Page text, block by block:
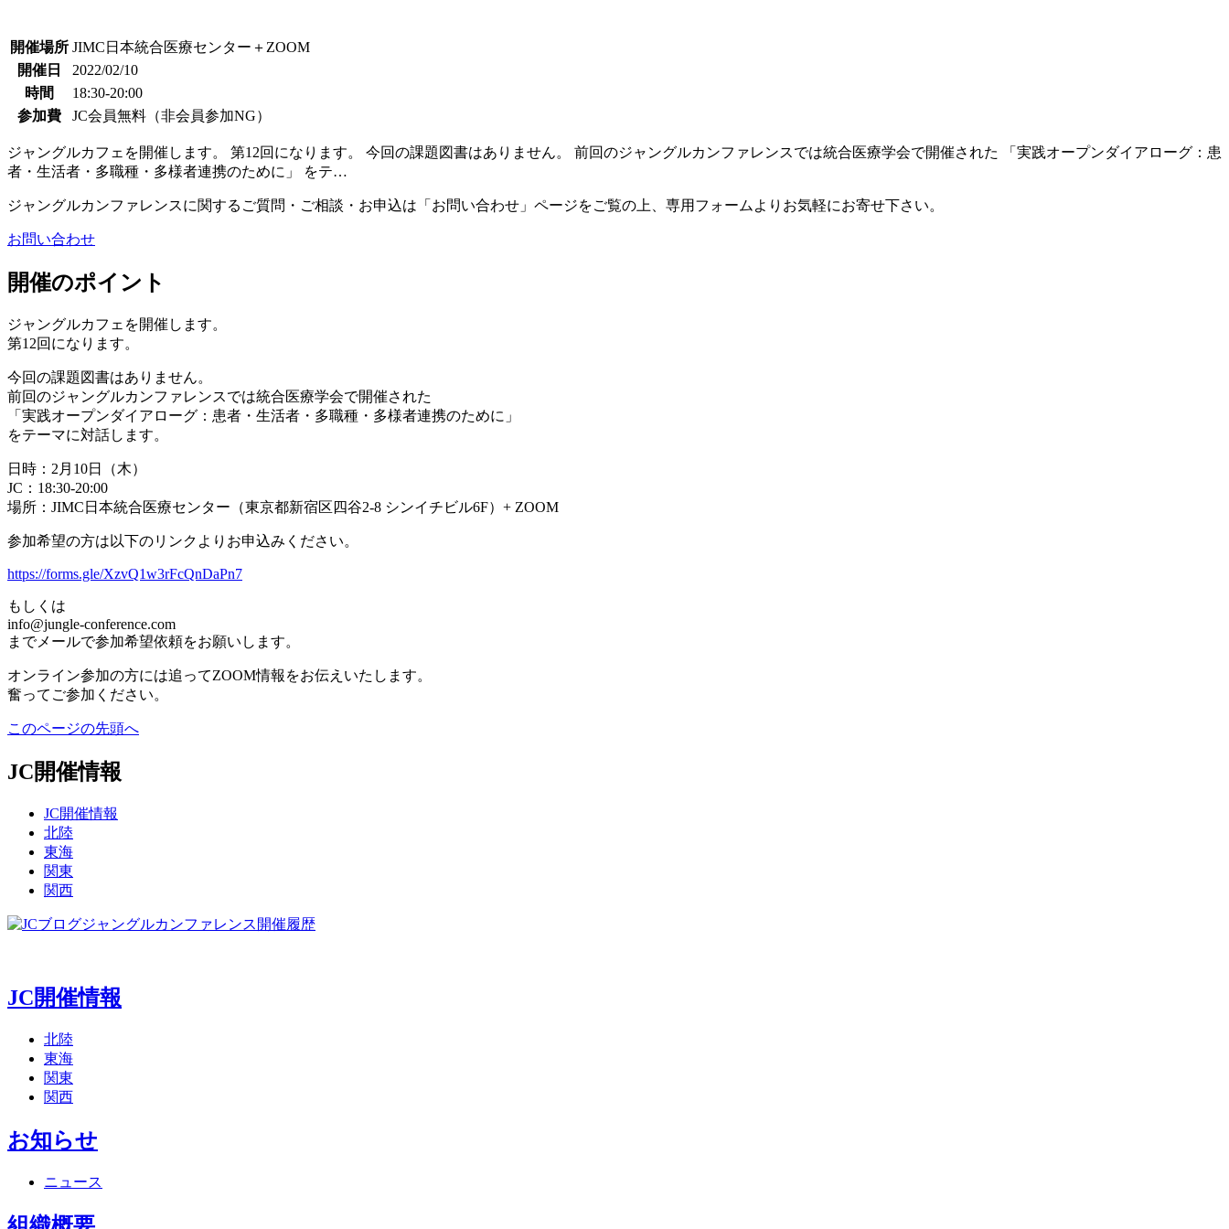
開催場所 JIMC日本統合医療センター＋ZOOM
開催日
2022/02/10
時間
18:30-20:00
参加費
JC会員無料（非会員参加NG）
ジャングルカフェを開催します。 第12回になります。 今回の課題図書はありません。 前回のジャングルカンファレンスでは統合医療学会で開催された 「実践オープンダイアローグ：患
者・生活者・多職種・多様者連携のために」 をテ…
ジャングルカンファレンスに関するご質問・ご相談・お申込は「お問い合わせ」ページをご覧の上、専用フォームよりお気軽にお寄せ下さい。
お問い合わせ
開催のポイント
ジャングルカフェを開催します。
第12回になります。
今回の課題図書はありません。
前回のジャングルカンファレンスでは統合医療学会で開催された
「実践オープンダイアローグ：患者・生活者・多職種・多様者連携のために」
をテーマに対話します。
日時：2月10日（木）
JC：18:30-20:00
場所：JIMC日本統合医療センター（東京都新宿区四谷2-8 シンイチビル6F）+ ZOOM
参加希望の方は以下のリンクよりお申込みください。
https://forms.gle/XzvQ1w3rFcQnDaPn7
もしくは
info@jungle-conference.com
までメールで参加希望依頼をお願いします。
オンライン参加の方には追ってZOOM情報をお伝えいたします。
奮ってご参加ください。
このページの先頭へ
JC開催情報
JC開催情報
北陸
東海
関東
関西
ジャングルカンファレンス開催履歴
JC開催情報
北陸
東海
関東
関西
お知らせ
ニュース